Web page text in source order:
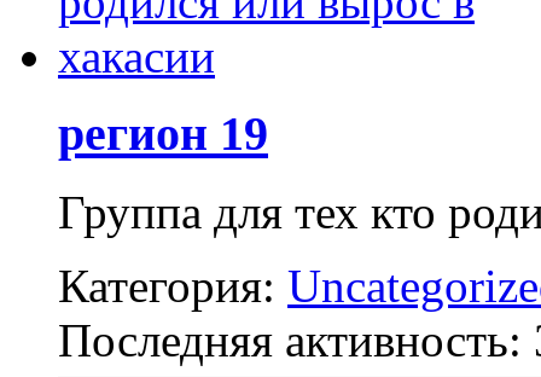
регион 19
Группа для тех кто
Категория:
Последняя